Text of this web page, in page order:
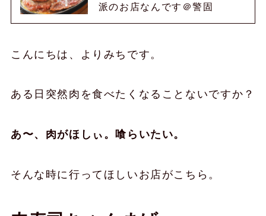
派のお店なんです＠警固
こんにちは、よりみちです。
ある日突然肉を食べたくなることないですか？
あ〜、肉がほしぃ。喰らいたい。
そんな時に行ってほしいお店がこちら。